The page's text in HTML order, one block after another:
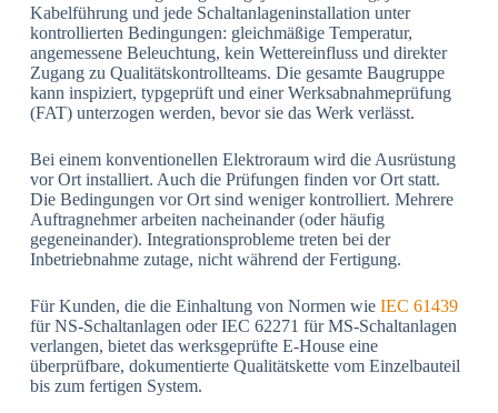
Kabelführung und jede Schaltanlageninstallation unter
kontrollierten Bedingungen: gleichmäßige Temperatur,
angemessene Beleuchtung, kein Wettereinfluss und direkter
Zugang zu Qualitätskontrollteams. Die gesamte Baugruppe
kann inspiziert, typgeprüft und einer Werksabnahmeprüfung
(FAT) unterzogen werden, bevor sie das Werk verlässt.
Bei einem konventionellen Elektroraum wird die Ausrüstung
vor Ort installiert. Auch die Prüfungen finden vor Ort statt.
Die Bedingungen vor Ort sind weniger kontrolliert. Mehrere
Auftragnehmer arbeiten nacheinander (oder häufig
gegeneinander). Integrationsprobleme treten bei der
Inbetriebnahme zutage, nicht während der Fertigung.
Für Kunden, die die Einhaltung von Normen wie IEC 61439
für NS-Schaltanlagen oder IEC 62271 für MS-Schaltanlagen
verlangen, bietet das werksgeprüfte E-House eine
überprüfbare, dokumentierte Qualitätskette vom Einzelbauteil
bis zum fertigen System.